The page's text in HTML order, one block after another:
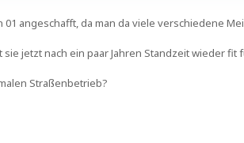
angeschafft, da man da viele verschiedene
jetzt nach ein paar Jahren Standzeit wieder fit
Straßenbetrieb?